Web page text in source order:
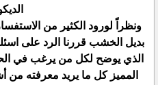
ونظراً لورود الكثير من
بديل الخشب قررنا الرد على
الذي يوضح لكل من يرغب في
المميز كل ما يريد معرفته من